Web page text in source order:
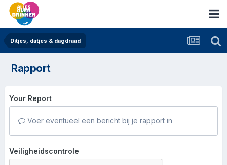
Ditjes, datjes & dagdraad
Rapport
Your Report
Voer eventueel een bericht bij je rapport in
Veiligheidscontrole